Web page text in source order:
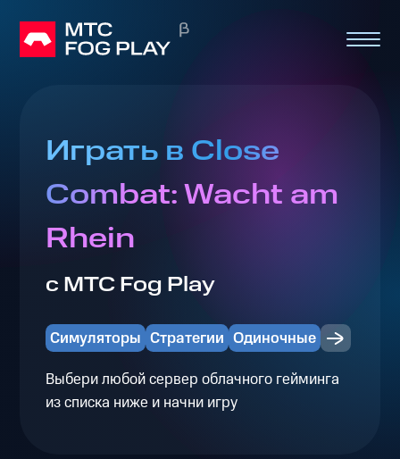
Играть в Close
Combat: Wacht am
Rhein
с МТС Fog Play
Симуляторы Стратегии Одиночные
Выбери любой сервер облачного гейминга
из списка ниже и начни игру